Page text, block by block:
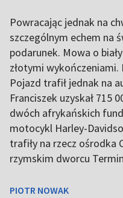
Powracając jednak na
szczególnym echem na
podarunek. Mowa o
złotymi wykończeniami.
Pojazd trafił jednak na
Franciszek uzyskał 715
dwóch afrykańskich
motocykl Harley-
trafiły na rzecz ośrodka
rzymskim dworcu
PIOTR NOWAK